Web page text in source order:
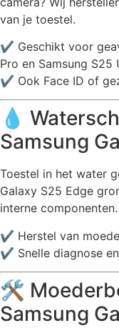
van je toestel.
✔️ Geschikt voor
Pro en Samsung S25
✔️ Ook Face ID of
💧
Samsung
Toestel in het water
Galaxy S25 Edge
interne componenten.
✔️ Herstel van
✔️ Snelle diagnose
🛠️
Samsung